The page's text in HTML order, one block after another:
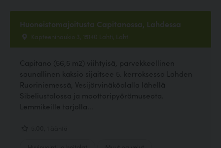
Huoneistomajoitusta Capitanossa, Lahdessa
Kapteeninaukio 3, 15140 Lahti, Lahti
Capitano (56,5 m2) viihtyisä, parvekkeellinen
saunallinen kaksio sijaitsee 5. kerroksessa Lahden
Ruoriniemessä, Vesijärvinäköalalla lähellä
Sibeliustalossa ja moottoripyörämuseota.
Lemmikeille tarjolla...